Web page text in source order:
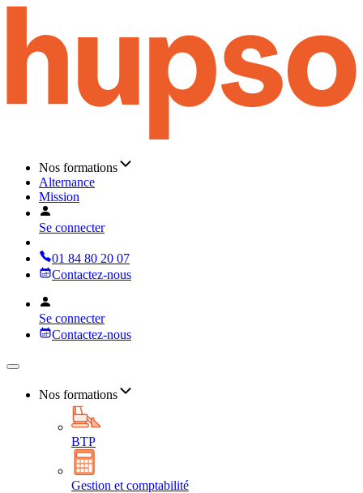
Nos formations
Alternance
Mission
Se connecter
01 84 80 20 07
Contactez-nous
Se connecter
Contactez-nous
Nos formations
BTP
Gestion et comptabilité